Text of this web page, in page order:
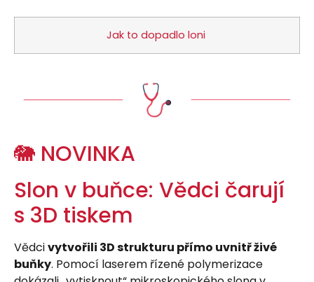
Jak to dopadlo loni
🐘 NOVINKA
Slon v buňce: Vědci čarují
s 3D tiskem
Vědcivytvořili 3D strukturu přímo uvnitř živé
buňky. Pomocí laserem řízené polymerizace